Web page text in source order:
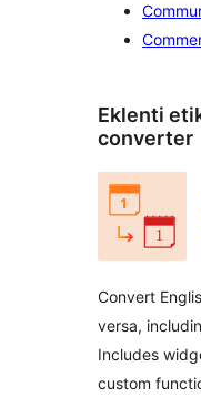
Eklenti
converter
Convert
versa,
Includes
custom